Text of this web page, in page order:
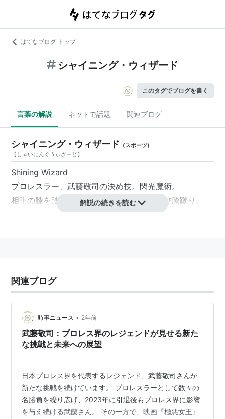
はてなブログ トップ
シャイニング・ウィザード
このタグでブログを書く
言葉の解説 ネットで話題 関連ブログ
シャイニング・ウィザード (スポーツ)
【 しゃいにんぐうぃざーど】
Shining Wizard
プロレスラー、武藤敬司の決め技。閃光魔術。
相手の膝を踏み台にした、頭部に対する飛び膝蹴り。
コーナーやレフェリーを踏み台にしたバージョンも存在
解説の続きを読む
関連ブログ
時事ニュース • 2年前
武藤敬司：プロレス界のレジェンドが見せる新た
な挑戦と未来への展望
日本プロレス界を代表するレジェンド、武藤敬司さんが
新たな挑戦を続けています。 プロレスラーとして数々の
名勝負を繰り広げ、2023年に引退後もプロレス界に影響
を与え続ける武藤さん。 その一方で、映画『極悪女王』